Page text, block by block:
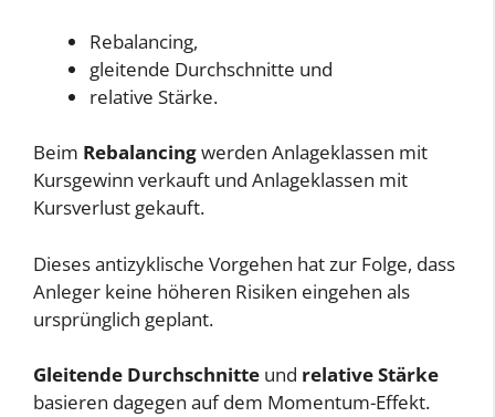
Rebalancing,
gleitende Durchschnitte und
relative Stärke.
Beim Rebalancingwerden Anlageklassen mit
Kursgewinn verkauft und Anlageklassen mit
Kursverlust gekauft.
Dieses antizyklische Vorgehen hat zur Folge, dass
Anleger keine höheren Risiken eingehen als
ursprünglich geplant.
Gleitende Durchschnitte und relative Stärke
basieren dagegen auf dem Momentum-Effekt.